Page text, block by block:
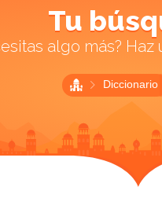
Tu
algo más?
Diccionario